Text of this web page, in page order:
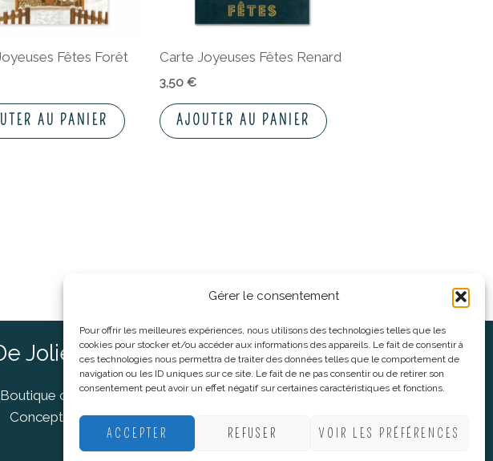
Gérer le consentement
Pour offrir les meilleures expériences, nous utilisons des technologies telles que les
cookies pour stocker et/ou accéder aux informations des appareils. Le fait de consentir à
ces technologies nous permettra de traiter des données telles que le comportement de
navigation ou les ID uniques sur ce site. Le fait de ne pas consentir ou de retirer son
consentement peut avoir un effet négatif sur certaines caractéristiques et fonctions.
ACCEPTER REFUSER VOIR LES PRÉFÉRENCES
Fêtes Forêt
AU PANIER
Carte Joyeuses Fêtes Renard
3,50 €
AJOUTER AU PANIER
Jolies Choses
Boutique cadeaux Vannes
Concept Store Vannes
Informations légales
CGV
Politique De Confidentialité